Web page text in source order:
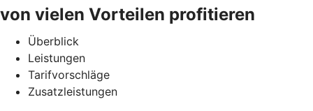
von vielen Vorteilen profitieren
Überblick
Leistungen
Tarifvorschläge
Zusatzleistungen